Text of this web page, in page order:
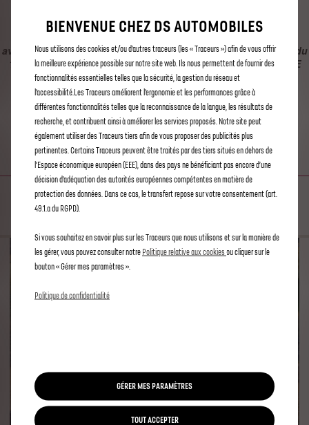
avant le 1 Juillet 2023. Pour les véhicules commandés à partir du
1er Juillet 2023, veuillez vous référez aux offres Connect ONE
and Connect PLUS.
E-TENSE COMMANDES À
DISTANCE
GÉREZ VOTRE CHARGE
BIENVENUE CHEZ DS AUTOMOBILES
Nous utilisons des cookies et/ou d’autres traceurs (les « Traceurs ») afin de vous offrir
la meilleure expérience possible sur notre site web. Ils nous permettent de fournir des
fonctionnalités essentielles telles que la sécurité, la gestion du réseau et
l’accessibilité.Les Traceurs améliorent l’ergonomie et les performances grâce à
différentes fonctionnalités telles que la reconnaissance de la langue, les résultats de
recherche, et contribuent ainsi à améliorer les services proposés. Notre site peut
également utiliser des Traceurs tiers afin de vous proposer des publicités plus
pertinentes. Certains Traceurs peuvent être traités par des tiers situés en dehors de
l’Espace économique européen (EEE), dans des pays ne bénéficiant pas encore d’une
décision d’adéquation des autorités européennes compétentes en matière de
protection des données. Dans ce cas, le transfert repose sur votre consentement (art.
49.1.a du RGPD).
Si vous souhaitez en savoir plus sur les Traceurs que nous utilisons et sur la manière de
les gérer, vous pouvez consulter notre Politique relative aux cookiesou cliquer sur le
bouton « Gérer mes paramètres ».
Politique de confidentialité
GÉRER MES PARAMÈTRES
TOUT ACCEPTER